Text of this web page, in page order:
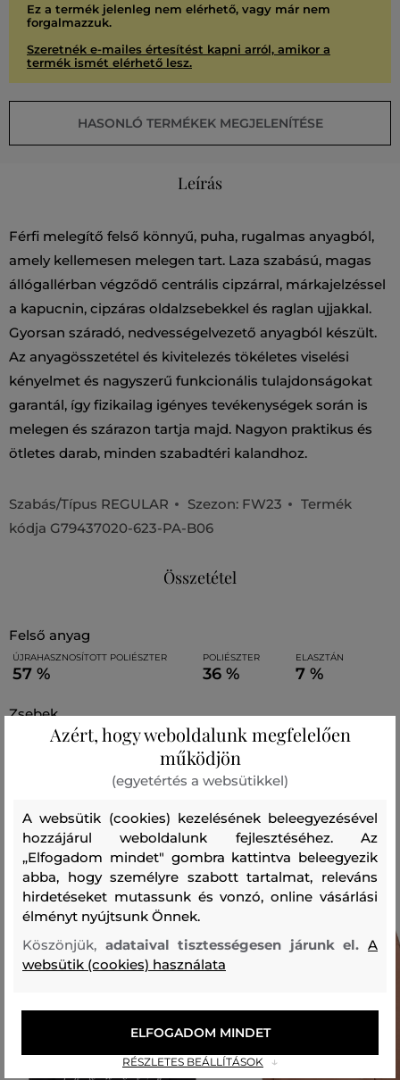
Ez a termék jelenleg nem elérhető, vagy már nem
forgalmazzuk.
Szeretnék e-mailes értesítést kapni arról, amikor a
termék ismét elérhető lesz.
HASONLÓ TERMÉKEK MEGJELENÍTÉSE
Leírás
Férfi melegítő felső könnyű, puha, rugalmas anyagból,
amely kellemesen melegen tart. Laza szabású, magas
állógallérban végződő centrális cipzárral, márkajelzéssel
a kapucnin, cipzáras oldalzsebekkel és raglan ujjakkal.
Gyorsan száradó, nedvességelvezető anyagból készült.
Az anyagösszetétel és kivitelezés tökéletes viselési
kényelmet és nagyszerű funkcionális tulajdonságokat
garantál, így fizikailag igényes tevékenységek során is
melegen és szárazon tartja majd. Nagyon praktikus és
ötletes darab, minden szabadtéri kalandhoz.
Szabás/Típus REGULAR Szezon: FW23
Termék
kódja G79437020-623-PA-B06
Összetétel
felső anyag
ÚJRAHASZNOSÍTOTT POLIÉSZTER
57 %
POLIÉSZTER
36 %
ELASZTÁN
7 %
zsebek
POLIÉSZTER
Ajánlott termékek
Azért, hogy weboldalunk megfelelően
működjön
(egyetértés a websütikkel)
A websütik (cookies) kezelésének beleegyezésével
hozzájárul weboldalunk fejlesztéséhez. Az
„Elfogadom mindet" gombra kattintva beleegyezik
abba, hogy személyre szabott tartalmat, releváns
hirdetéseket mutassunk és vonzó, online vásárlási
élményt nyújtsunk Önnek.
Köszönjük, adataival tisztességesen járunk el.A
websütik (cookies) használata
RÉSZLETES BEÁLLÍTÁSOK
ELFOGADOM MINDET